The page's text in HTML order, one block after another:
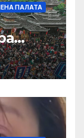
ПАЛАТА